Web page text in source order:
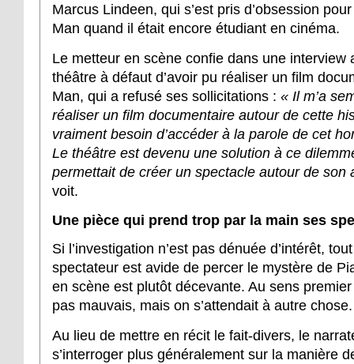
Marcus Lindeen, qui s’est pris d’obsession
Man quand il était encore étudiant en cinéma.
Le metteur en scène confie dans une interview
théâtre à défaut d’avoir pu réaliser un film
Man, qui a refusé ses sollicitations : « Il m’a
réaliser un film documentaire autour de cette
vraiment besoin d’accéder à la parole de cet
Le théâtre est devenu une solution à ce
permettait de créer un spectacle autour de son
voit.
Une pièce qui prend trop par la main ses
Si l’investigation n’est pas dénuée d’intérêt,
spectateur est avide de percer le mystère de
en scène est plutôt décevante. Au sens
pas mauvais, mais on s’attendait à autre
Au lieu de mettre en récit le fait-divers, le
s’interroger plus généralement sur la manière